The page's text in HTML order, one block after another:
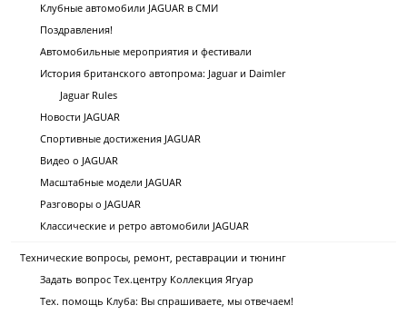
Клубные автомобили JAGUAR в СМИ
Поздравления!
Автомобильные мероприятия и фестивали
История британского автопрома: Jaguar и Daimler
Jaguar Rules
Новости JAGUAR
Спортивные достижения JAGUAR
Видео о JAGUAR
Масштабные модели JAGUAR
Разговоры о JAGUAR
Классические и ретро автомобили JAGUAR
Технические вопросы, ремонт, реставрации и тюнинг
Задать вопрос Тех.центру Коллекция Ягуар
Тех. помощь Клуба: Вы спрашиваете, мы отвечаем!